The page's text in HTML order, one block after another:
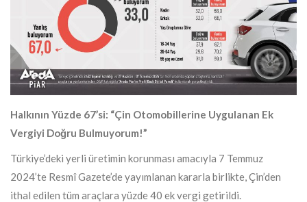
Halkının Yüzde 67’si: “Çin Otomobillerine Uygulanan Ek
Vergiyi Doğru Bulmuyorum!”
Türkiye’deki yerli üretimin korunması amacıyla 7 Temmuz
2024’te Resmî Gazete’de yayımlanan kararla birlikte, Çin’den
ithal edilen tüm araçlara yüzde 40 ek vergi getirildi.